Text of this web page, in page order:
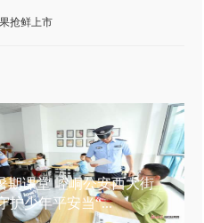
抢鲜上市
期课堂 崆峒公安西大街
护少年平安当“...